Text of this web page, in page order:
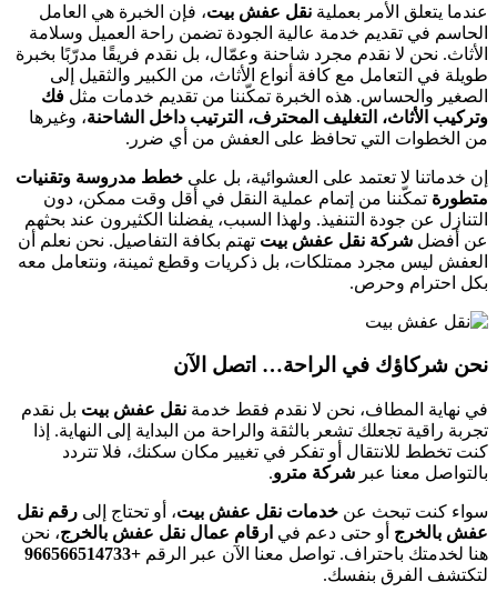
عندما يتعلق الأمر بعملية نقل عفش بيت، فإن الخبرة هي العامل
الحاسم في تقديم خدمة عالية الجودة تضمن راحة العميل وسلامة
الأثاث. نحن لا نقدم مجرد شاحنة وعمّال، بل نقدم فريقًا مدرّبًا بخبرة
طويلة في التعامل مع كافة أنواع الأثاث، من الكبير والثقيل إلى
الصغير والحساس. هذه الخبرة تمكّننا من تقديم خدمات مثل فك
وتركيب الأثاث، التغليف المحترف، الترتيب داخل الشاحنة، وغيرها
من الخطوات التي تحافظ على العفش من أي ضرر.
إن خدماتنا لا تعتمد على العشوائية، بل على خطط مدروسة وتقنيات
متطورة تمكّننا من إتمام عملية النقل في أقل وقت ممكن، دون
التنازل عن جودة التنفيذ. ولهذا السبب، يفضلنا الكثيرون عند بحثهم
عن أفضل شركة نقل عفش بيت تهتم بكافة التفاصيل. نحن نعلم أن
العفش ليس مجرد ممتلكات، بل ذكريات وقطع ثمينة، ونتعامل معه
بكل احترام وحرص.
نحن شركاؤك في الراحة… اتصل الآن
في نهاية المطاف، نحن لا نقدم فقط خدمة نقل عفش بيت بل نقدم
تجربة راقية تجعلك تشعر بالثقة والراحة من البداية إلى النهاية. إذا
كنت تخطط للانتقال أو تفكر في تغيير مكان سكنك، فلا تتردد
بالتواصل معنا عبر شركة مترو.
سواء كنت تبحث عن خدمات نقل عفش بيت، أو تحتاج إلى رقم نقل
عفش بالخرج أو حتى دعم في ارقام عمال نقل عفش بالخرج، نحن
هنا لخدمتك باحتراف. تواصل معنا الآن عبر الرقم +966566514733‎‏
لتكتشف الفرق بنفسك.